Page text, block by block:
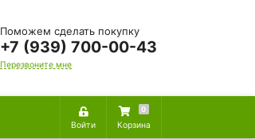
Поможем сделать покупку
+7 (939) 700-00-43
Перезвоните мне
Войти
0
Корзина